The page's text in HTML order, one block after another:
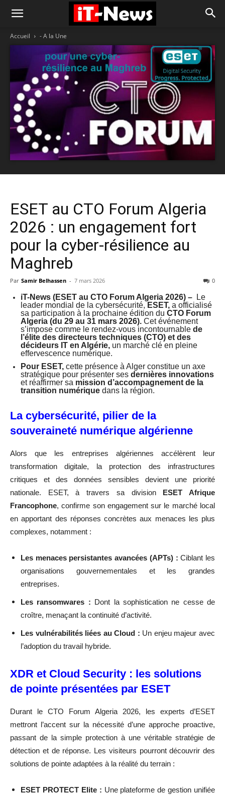
Accueil - A la Une
ESET au CTO Forum Algeria
2026 : un engagement fort
pour la cyber-résilience au
Maghreb
Par Samir Belhassen - 7 mars 2026 0
iT-News (ESET au CTO Forum Algeria 2026) –
Le
leader mondial de la cybersécurité, ESET, a officialisé
sa participation à la prochaine édition du CTO Forum
Algeria (du 29 au 31 mars 2026). Cet événement
s’impose comme le rendez-vous incontournable de
l’élite des directeurs techniques (CTO) et des
décideurs IT en Algérie, un marché clé en pleine
effervescence numérique.
Pour ESET, cette présence à Alger constitue un axe
stratégique pour présenter ses dernières innovations
et réaffirmer sa mission d’accompagnement de la
transition numérique dans la région.
La cybersécurité, pilier de la
souveraineté numérique algérienne
Alors que les entreprises algériennes accélèrent leur
transformation digitale, la protection des infrastructures
critiques et des données sensibles devient une priorité
nationale. ESET, à travers sa division ESET Afrique
Francophone, confirme son engagement sur le marché local
en apportant des réponses concrètes aux menaces les plus
complexes, notamment :
Les menaces persistantes avancées (APTs) : Ciblant les
organisations gouvernementales et les grandes
entreprises.
Les ransomwares : Dont la sophistication ne cesse de
croître, menaçant la continuité d’activité.
Les vulnérabilités liées au Cloud : Un enjeu majeur avec
l’adoption du travail hybride.
XDR et Cloud Security : les solutions
de pointe présentées par ESET
Durant le CTO Forum Algeria 2026, les experts d’ESET
mettront l’accent sur la nécessité d’une approche proactive,
passant de la simple protection à une véritable stratégie de
détection et de réponse. Les visiteurs pourront découvrir des
solutions de pointe adaptées à la réalité du terrain :
ESET PROTECT Elite : Une plateforme de gestion unifiée